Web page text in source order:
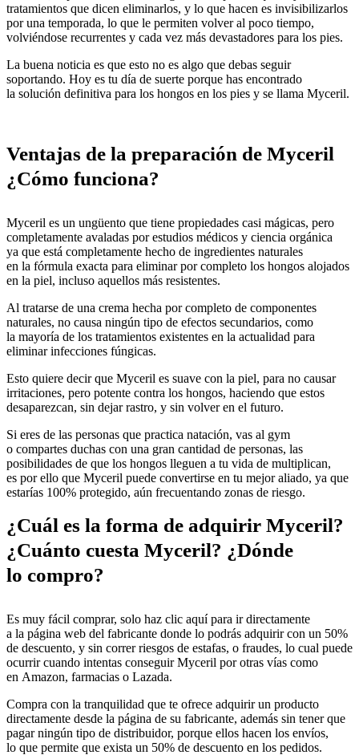
tratamientos que dicen eliminarlos, y lo que hacen es invisibilizarlos
por una temporada, lo que le permiten volver al poco tiempo,
volviéndose recurrentes y cada vez más devastadores para los pies.
La buena noticia es que esto no es algo que debas seguir
soportando. Hoy es tu día de suerte porque has encontrado
la solución definitiva para los hongos en los pies y se llama Myceril.
Ventajas de la preparación de Myceril
¿Cómo funciona?
Myceril es un ungüento que tiene propiedades casi mágicas, pero
completamente avaladas por estudios médicos y ciencia orgánica
ya que está completamente hecho de ingredientes naturales
en la fórmula exacta para eliminar por completo los hongos alojados
en la piel, incluso aquellos más resistentes.
Al tratarse de una crema hecha por completo de componentes
naturales, no causa ningún tipo de efectos secundarios, como
la mayoría de los tratamientos existentes en la actualidad para
eliminar infecciones fúngicas.
Esto quiere decir que Myceril es suave con la piel, para no causar
irritaciones, pero potente contra los hongos, haciendo que estos
desaparezcan, sin dejar rastro, y sin volver en el futuro.
Si eres de las personas que practica natación, vas al gym
o compartes duchas con una gran cantidad de personas, las
posibilidades de que los hongos lleguen a tu vida de multiplican,
es por ello que Myceril puede convertirse en tu mejor aliado, ya que
estarías 100% protegido, aún frecuentando zonas de riesgo.
¿Cuál es la forma de adquirir Myceril?
¿Cuánto cuesta Myceril? ¿Dónde
lo compro?
Es muy fácil comprar, solo haz clic aquí para ir directamente
a la página web del fabricante donde lo podrás adquirir con un 50%
de descuento, y sin correr riesgos de estafas, o fraudes, lo cual puede
ocurrir cuando intentas conseguir Myceril por otras vías como
en Amazon, farmacias o Lazada.
Compra con la tranquilidad que te ofrece adquirir un producto
directamente desde la página de su fabricante, además sin tener que
pagar ningún tipo de distribuidor, porque ellos hacen los envíos,
lo que permite que exista un 50% de descuento en los pedidos.